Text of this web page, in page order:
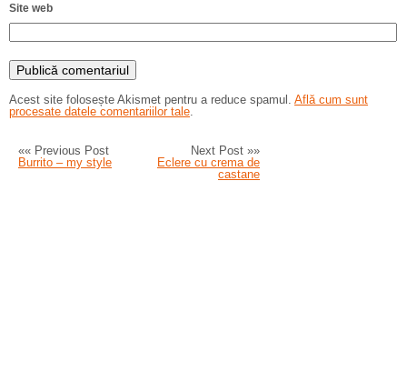
Site web
Acest site folosește Akismet pentru a reduce spamul. Află cum sunt
procesate datele comentariilor tale.
«« Previous Post
Burrito – my style
Next Post »»
Eclere cu crema de
castane